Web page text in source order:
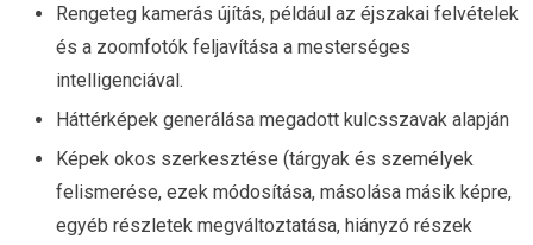
Rengeteg kamerás újítás, például az éjszakai felvételek
és a zoomfotók feljavítása a mesterséges
intelligenciával.
Háttérképek generálása megadott kulcsszavak alapján
Képek okos szerkesztése (tárgyak és személyek
felismerése, ezek módosítása, másolása másik képre,
egyéb részletek megváltoztatása, hiányzó részek